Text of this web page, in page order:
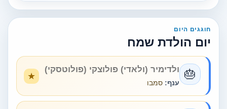
חוגגים היום
יום הולדת שמח
🎂 ולדימיר (ולאדי) פולוצקי (פולוטסקי)
ענף: סמבו